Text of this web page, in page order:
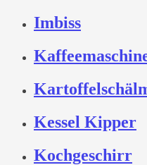
Imbiss
Kessel Kipper
Kochgeschirr